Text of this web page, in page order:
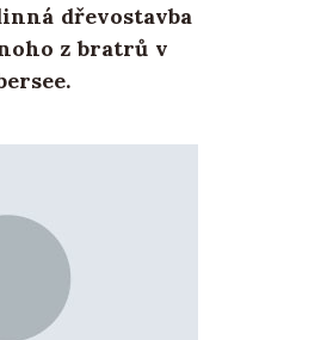
dřevostavba
z bratrů v